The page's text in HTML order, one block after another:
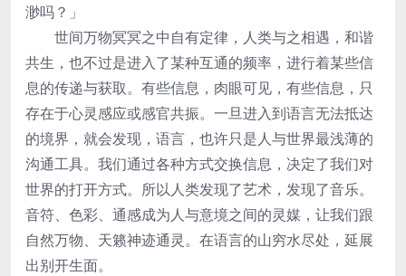
渺吗？」
世间万物冥冥之中自有定律，人类与之相遇，和谐
共生，也不过是进入了某种互通的频率，进行着某些信
息的传递与获取。有些信息，肉眼可见，有些信息，只
存在于心灵感应或感官共振。一旦进入到语言无法抵达
的境界，就会发现，语言，也许只是人与世界最浅薄的
沟通工具。我们通过各种方式交换信息，决定了我们对
世界的打开方式。所以人类发现了艺术，发现了音乐。
音符、色彩、通感成为人与意境之间的灵媒，让我们跟
自然万物、天籁神迹通灵。在语言的山穷水尽处，延展
出别开生面。